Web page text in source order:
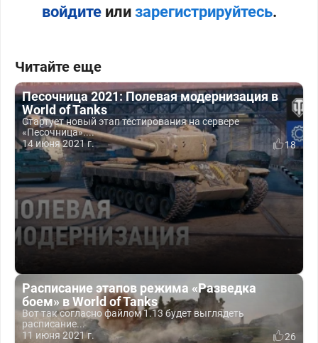
войдитеили зарегистрируйтесь.
Читайте еще
Песочница 2021: Полевая модернизация в
World of Tanks
Стартует новый этап тестирования на сервере
«Песочница»....
14 июня 2021 г.
18
Расписание этапов режима «Разведка
боем» в World of Tanks
Вот так согласно файлом 1.13 будет выглядеть
расписание...
11 июня 2021 г.
26